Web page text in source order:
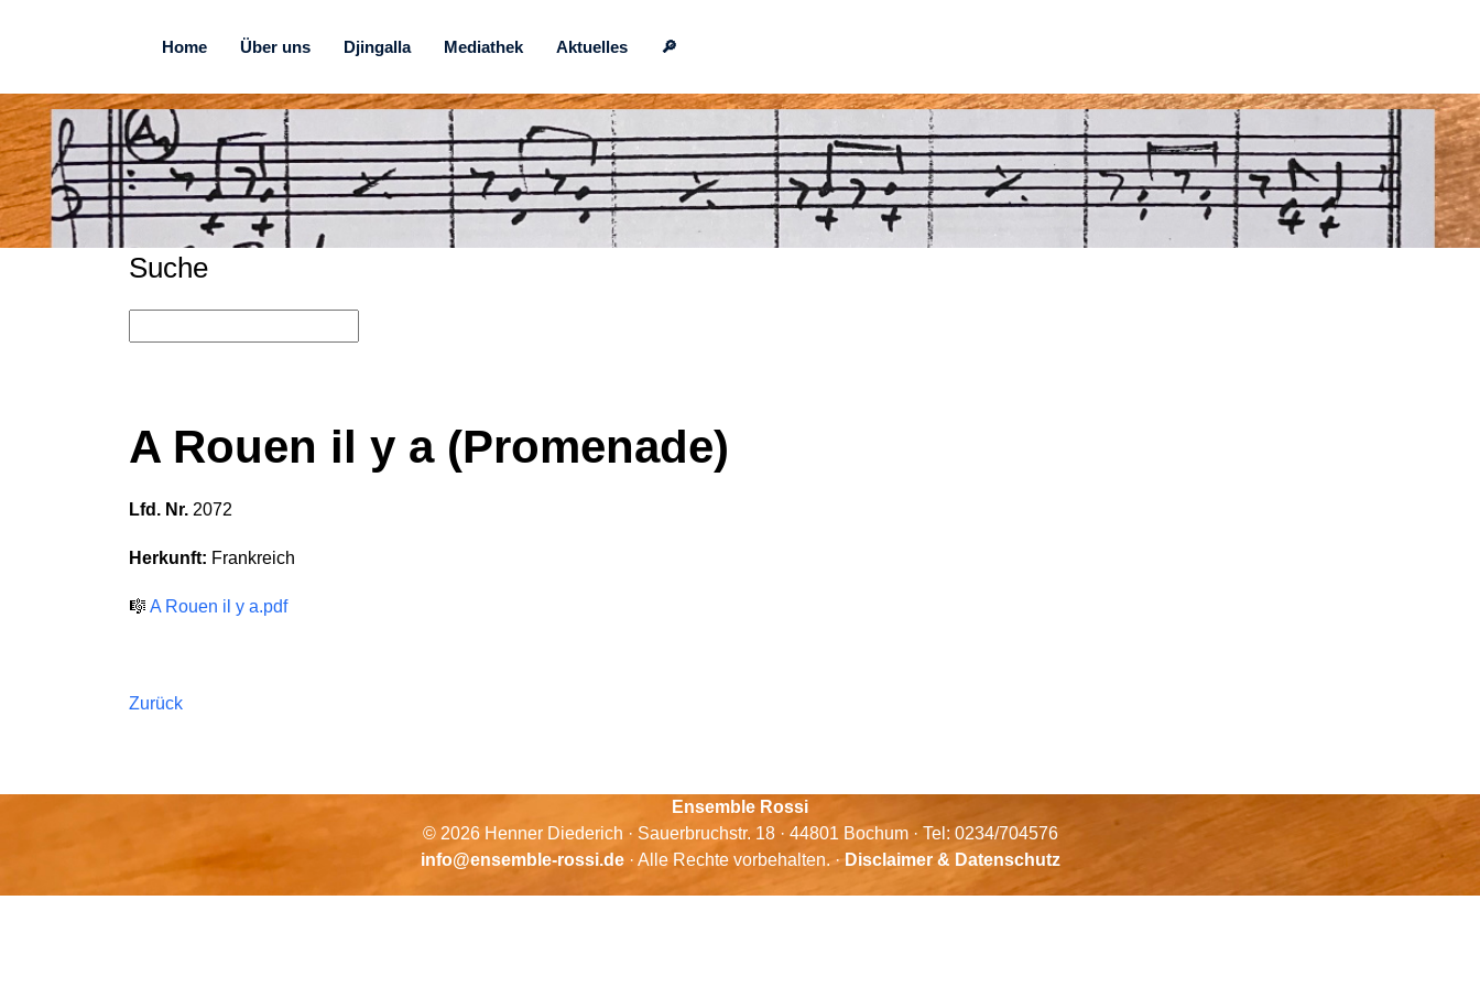
Home Über uns Djingalla Mediathek Aktuelles 🔎
Suche
A Rouen il y a (Promenade)
Lfd. Nr. 2072
Herkunft: Frankreich
🎼 A Rouen il y a.pdf
Zurück
Ensemble Rossi
© 2026 Henner Diederich · Sauerbruchstr. 18 · 44801 Bochum · Tel: 0234/704576
info@ensemble-rossi.de· Alle Rechte vorbehalten. · Disclaimer & Datenschutz